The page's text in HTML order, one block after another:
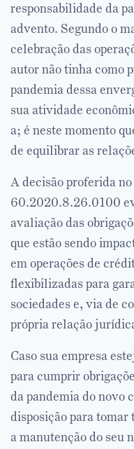
responsabilidade da
advento. Segundo o
celebração das
autor não tinha como
pandemia dessa
sua atividade
a; é neste momento
de equilibrar as
A decisão proferida
60.2020.8.26.0100
avaliação das
que estão sendo
em operações de
flexibilizadas para
sociedades e, via de
própria relação
Caso sua empresa
para cumprir
da pandemia do novo
disposição para tomar
a manutenção do seu